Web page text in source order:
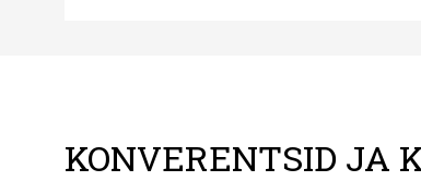
KONVERENTSID JA